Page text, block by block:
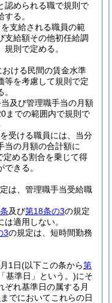
認められる職で規則で
る。
支給される職員の範
支給額その他初任給調
則で定める。
ける民間の賃金水準
等を考慮して規則で定
及び管理職手当の月額
までの範囲内で規則で
受ける職員には、当分
当の月額の合計額に
定める割合を乗じて得
きる。
は、管理職手当受給職
及び第18条の3の規定
適用しない。
3の規定は、短時間勤務
1日(以下この条から第
基準日」という。)にそ
ぞれ基準日の属する月
までにおいてこれらの日